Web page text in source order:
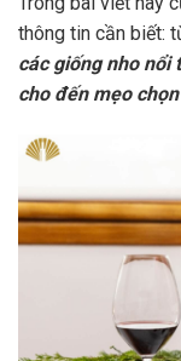
thông tin cần biết:
các giống nho nổi
cho đến mẹo